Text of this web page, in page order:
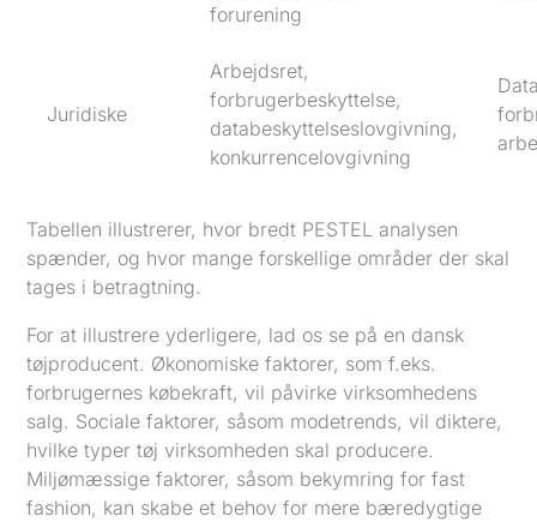
forurening
Juridiske
Arbejdsret,
forbrugerbeskyttelse,
databeskyttelseslovgivning,
konkurrencelovgivning
Tabellen illustrerer, hvor bredt PESTEL analysen
spænder, og hvor mange forskellige områder der skal
tages i betragtning.
For at illustrere yderligere, lad os se på en dansk
tøjproducent. Økonomiske faktorer, som f.eks.
forbrugernes købekraft, vil påvirke virksomhedens
salg. Sociale faktorer, såsom modetrends, vil diktere,
hvilke typer tøj virksomheden skal producere.
Miljømæssige faktorer, såsom bekymring for fast
fashion, kan skabe et behov for mere bæredygtige